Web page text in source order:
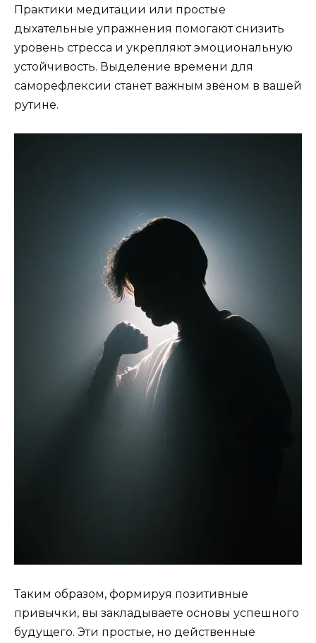
Практики медитации или простые
дыхательные упражнения помогают снизить
уровень стресса и укрепляют эмоциональную
устойчивость. Выделение времени для
саморефлексии станет важным звеном в вашей
рутине.
Таким образом, формируя позитивные
привычки, вы закладываете основы успешного
будущего. Эти простые, но действенные